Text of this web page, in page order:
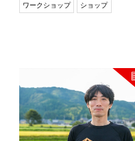
ワークショップ ショップ